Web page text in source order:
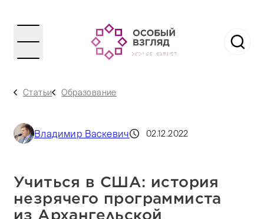
Статьи Образование
Владимир Васкевич 02.12.2022
Учиться в США: история
незрячего программиста
из Архангельской